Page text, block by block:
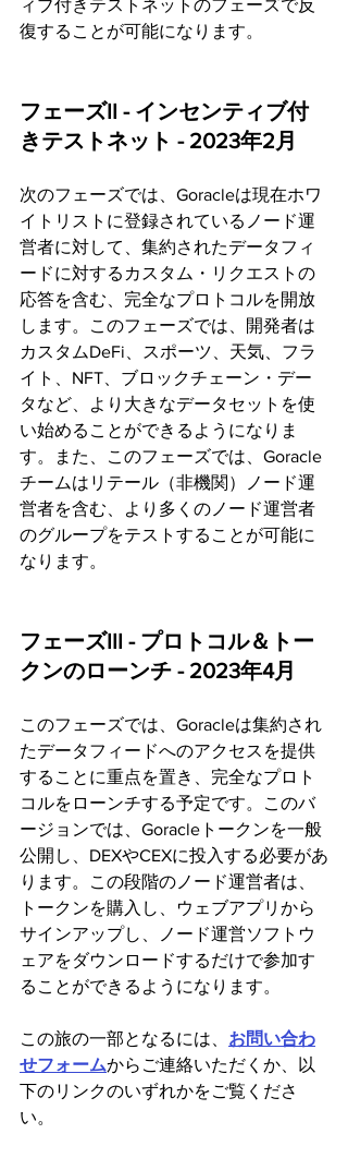
ィブ付きテストネットのフェーズで反
復することが可能になります。
フェーズII - インセンティブ付
きテストネット - 2023年2月
次のフェーズでは、Goracleは現在ホワ
イトリストに登録されているノード運
営者に対して、集約されたデータフィ
ードに対するカスタム・リクエストの
応答を含む、完全なプロトコルを開放
します。このフェーズでは、開発者は
カスタムDeFi、スポーツ、天気、フラ
イト、NFT、ブロックチェーン・デー
タなど、より大きなデータセットを使
い始めることができるようになりま
す。また、このフェーズでは、Goracle
チームはリテール（非機関）ノード運
営者を含む、より多くのノード運営者
のグループをテストすることが可能に
なります。
フェーズIII - プロトコル＆トー
クンのローンチ - 2023年4月
このフェーズでは、Goracleは集約され
たデータフィードへのアクセスを提供
することに重点を置き、完全なプロト
コルをローンチする予定です。このバ
ージョンでは、Goracleトークンを一般
公開し、DEXやCEXに投入する必要があ
ります。この段階のノード運営者は、
トークンを購入し、ウェブアプリから
サインアップし、ノード運営ソフトウ
ェアをダウンロードするだけで参加す
ることができるようになります。
この旅の一部となるには、 お問い合わ
せフォームからご連絡いただくか、以
下のリンクのいずれかをご覧くださ
い。